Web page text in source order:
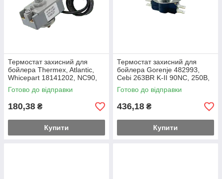
Термостат захисний для
бойлера Thermex, Atlantic,
Whicepart 18141202, NC90,
250В, 20А (90°C)
Готово до відправки
180,38 ₴
Купити
Термостат захисний для
бойлера Gorenje 482993,
Cebi 263BR K-II 90NC, 250В,
16А (90°С)
Готово до відправки
436,18 ₴
Купити